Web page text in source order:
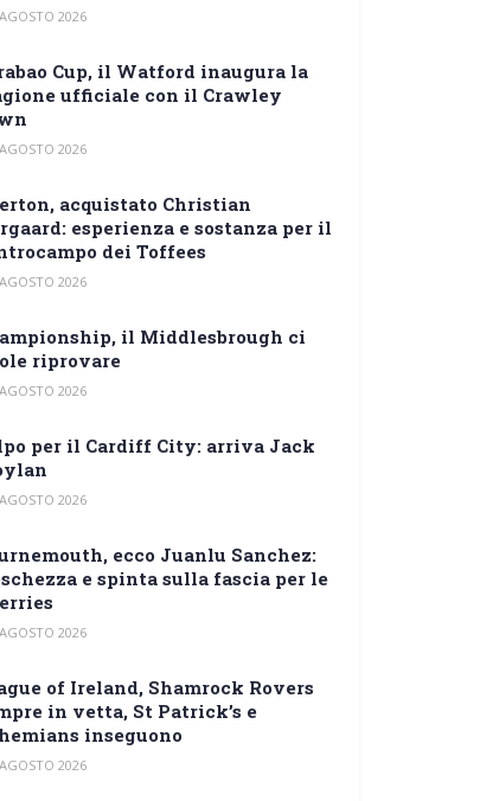
2026
Cup, il Watford inaugura la
ufficiale con il Crawley
2026
acquistato Christian
esperienza e sostanza per il
dei Toffees
2026
il Middlesbrough ci
riprovare
2026
per il Cardiff City: arriva Jack
2026
ecco Juanlu Sanchez:
e spinta sulla fascia per le
2026
of Ireland, Shamrock Rovers
in vetta, St Patrick’s e
inseguono
2026